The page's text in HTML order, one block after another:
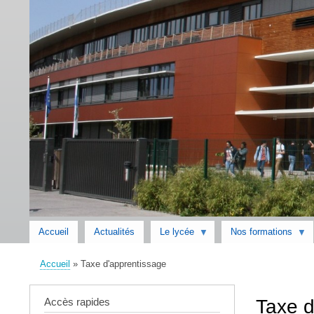
Accueil Actualités Le lycée Nos formations
Accueil Taxe d'apprentissage
Taxe
Accès rapides